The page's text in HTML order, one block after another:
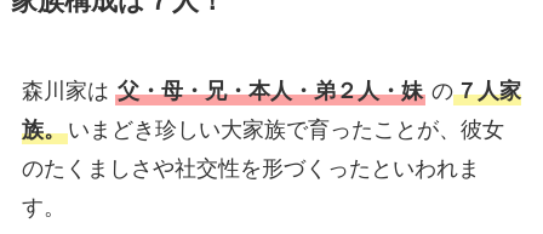
森川家は 父・母・兄・本人・弟２人・妹の７人家
族。いまどき珍しい大家族で育ったことが、彼女
のたくましさや社交性を形づくったといわれま
す。